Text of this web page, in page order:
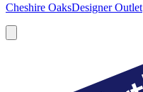
Cheshire OaksDesigner Outlet